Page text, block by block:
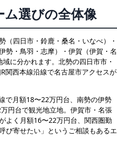
選びの全体像
（四日市・鈴鹿・桑名・いなべ）・
勢・鳥羽・志摩）・伊賀（伊賀・名
に分かれます。北勢の四日市市・
関西本線沿線で名古屋市アクセスが
で月額18〜22万円台、南勢の伊勢
円台で観光地立地。伊賀市・名張
よく月額16〜22万円台、関西圏勤
び寄せたい」というご相談もあるエ